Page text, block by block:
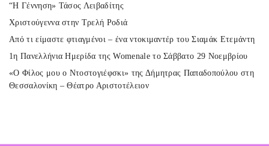
“Η Γέννηση» Τάσος Λειβαδίτης
Χριστούγεννα στην Τρελή Ροδιά
Από τι είμαστε φτιαγμένοι – ένα ντοκιμαντέρ του Σιαμάκ Ετεμάντη
1η Πανελλήνια Ημερίδα της Womenale το Σάββατο 29 Νοεμβρίου
«Ο Φίλος μου ο Ντοστογιέφσκι» της Δήμητρας Παπαδοπούλου στη
Θεσσαλονίκη – Θέατρο Αριστοτέλειον